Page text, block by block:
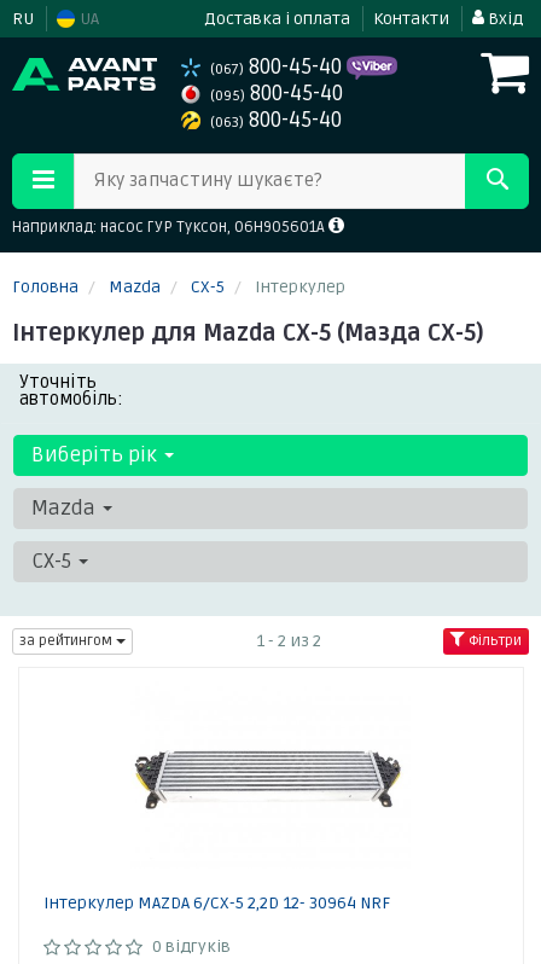
RU UA Доставка і оплата Контакти Вхід
(067) 800-45-40
(095) 800-45-40
(063) 800-45-40
Яку запчастину шукаєте?
Наприклад: насос ГУР Туксон, 06H905601A
Головна Mazda CX-5 Інтеркулер
Інтеркулер для Mazda CX-5 (Мазда СХ-5)
Уточніть
автомобіль:
Виберіть рік
Mazda
CX-5
за рейтингом 1 - 2 из 2 Фільтри
Інтеркулер MAZDA 6/CX-5 2,2D 12- 30964 NRF
0 відгуків